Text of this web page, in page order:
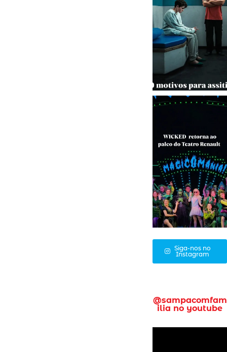
Siga-nos no
Instagram
@sampacomfam
ilia no youtube